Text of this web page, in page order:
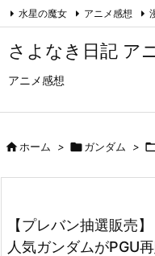
さよなき日記 ア
アニメ感想
水星の魔女 アニメ感想
ホーム > ガンダム >
【プレバン抽選販売
人気ガンダムがPGU